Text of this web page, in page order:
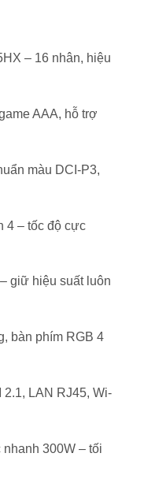
– 16 nhân, hiệu
AAA, hỗ trợ
màu DCI-P3,
4 – tốc độ cực
giữ hiệu suất luôn
bàn phím RGB 4
2.1, LAN RJ45, Wi-
300W – tối